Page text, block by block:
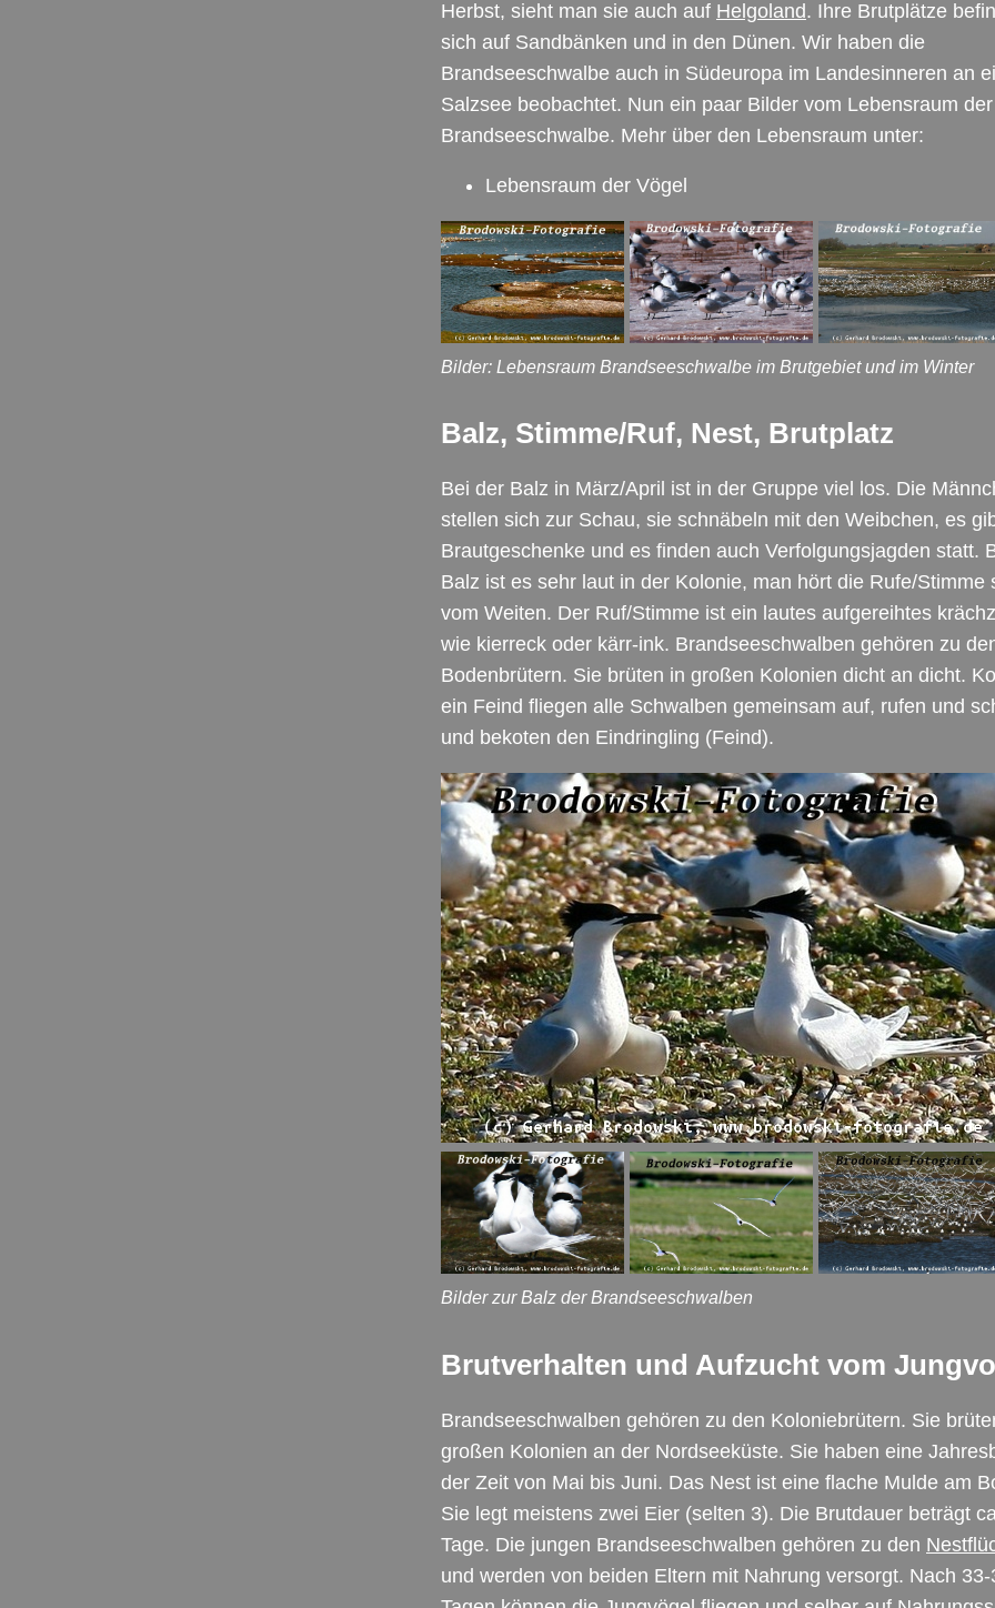
Herbst, sieht man sie auch auf Helgoland. Ihre Brutplätze
sich auf Sandbänken und in den Dünen. Wir haben die
Brandseeschwalbe auch in Südeuropa im Landesinneren an
Salzsee beobachtet. Nun ein paar Bilder vom Lebensraum der
Brandseeschwalbe. Mehr über den Lebensraum unter:
Lebensraum der Vögel
Bilder: Lebensraum Brandseeschwalbe im Brutgebiet und im Winter
Balz, Stimme/Ruf, Nest, Brutplatz
Bei der Balz in März/April ist in der Gruppe viel los. Die
stellen sich zur Schau, sie schnäbeln mit den Weibchen, es
Brautgeschenke und es finden auch Verfolgungsjagden statt.
Balz ist es sehr laut in der Kolonie, man hört die Rufe/Stimme
vom Weiten. Der Ruf/Stimme ist ein lautes aufgereihtes
wie kierreck oder kärr-ink. Brandseeschwalben gehören zu
Bodenbrütern. Sie brüten in großen Kolonien dicht an dicht.
ein Feind fliegen alle Schwalben gemeinsam auf, rufen und
und bekoten den Eindringling (Feind).
Bilder zur Balz der Brandseeschwalben
Brutverhalten und Aufzucht vom
Brandseeschwalben gehören zu den Koloniebrütern. Sie
großen Kolonien an der Nordseeküste. Sie haben eine
der Zeit von Mai bis Juni. Das Nest ist eine flache Mulde am
Sie legt meistens zwei Eier (selten 3). Die Brutdauer beträgt
Tage. Die jungen Brandseeschwalben gehören zu den
und werden von beiden Eltern mit Nahrung versorgt. Nach 33-